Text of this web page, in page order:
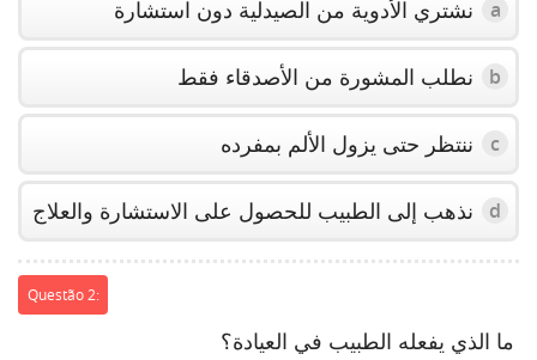
a نشتري الأدوية من الصيدلية دون استشارة
b نطلب المشورة من الأصدقاء فقط
c ننتظر حتى يزول الألم بمفرده
d نذهب إلى الطبيب للحصول على الاستشارة والعلاج
Questão 2:
ما الذي يفعله الطبيب في العيادة؟